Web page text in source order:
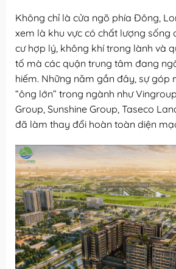
Không chỉ là cửa ngõ phía Đông,
xem là khu vực có chất lượng sống
cư hợp lý, không khí trong lành và
tố mà các quận trung tâm đang
hiếm. Những năm gần đây, sự góp
“ông lớn” trong ngành như
Group, Sunshine Group, Taseco
đã làm thay đổi hoàn toàn diện